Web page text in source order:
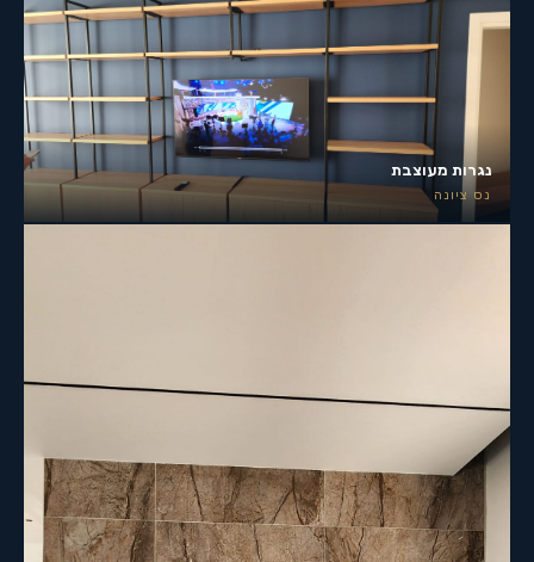
נגרות מעוצבת
נס ציונה